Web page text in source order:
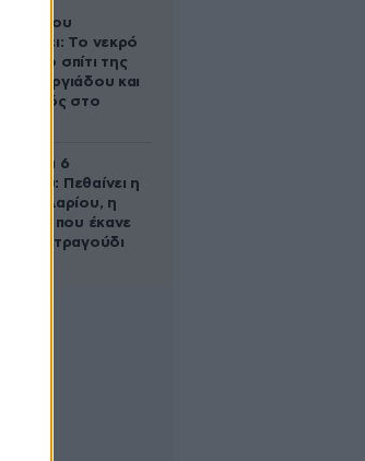
Το νεκρό
στο σπίτι της
Γεωργιάδου και
στο
σήμερα 6
Πεθαίνει η
Σακελλαρίου, η
ντίβα που έκανε
της τραγούδι